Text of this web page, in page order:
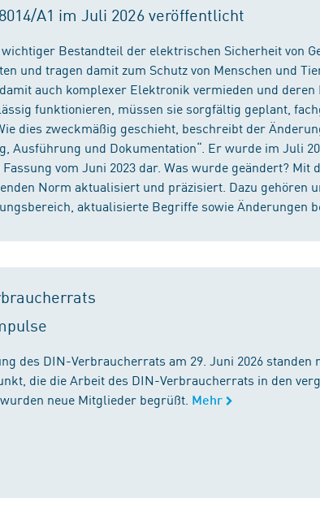
A1 im Juli 2026 veröffentlicht
Bestandteil der elektrischen Sicherheit von
und tragen damit zum Schutz von Menschen und
auch komplexer Elektronik vermieden und
funktionieren, müssen sie sorgfältig geplant,
dies zweckmäßig geschieht, beschreibt der
Ausführung und Dokumentation“. Er wurde im Juli
vom Juni 2023 dar. Was wurde geändert? Mit
Norm aktualisiert und präzisiert. Dazu gehören
aktualisierte Begriffe sowie Änderungen
des DIN-Verbraucherrats am 29. Juni 2026 standen
die die Arbeit des DIN-Verbraucherrats in den
neue Mitglieder begrüßt. Mehr